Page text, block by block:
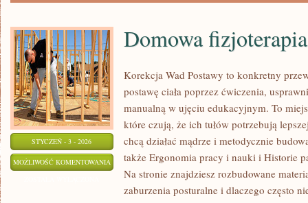
STYCZEŃ - 3 - 2026
MOŻLIWOŚĆ KOMENTOWANIA DOMOWA
FIZJOTERAPIA
Domowa
Korekcja Wad Postawy to konkretny
postawę ciała poprzez ćwiczenia,
manualną w ujęciu edukacyjnym. To
które czują, że ich tułów potrzebują
chcą działać mądrze i metodycznie
także Ergonomia pracy i nauki i Historie
Na stronie znajdziesz rozbudowane
zaburzenia posturalne i dlaczego często